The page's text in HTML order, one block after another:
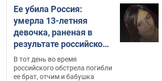
Ее убила Россия:
умерла 13-летняя
девочка, раненая в
результате российской
атаки на Сумскую
область. Фото
В тот день во время
российского обстрела погибли
ее брат, отчим и бабушка